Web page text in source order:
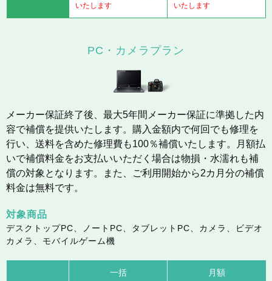
いたします
いたします
PC・カメラプラン
メーカー保証終了後、最大5年間メーカー保証に準拠した内
容で補償を提供いたします。購入金額内で何回でも修理を
行い、送料を含めた修理費も100％補償いたします。月額払
いで補償料金をお支払いいただく場合は物損・水濡れも補
償の対象となります。また、ご利用開始から2カ月分の補償
料金は無料です。
対象商品
デスクトップPC、ノートPC、タブレットPC、カメラ、ビデオ
カメラ、モバイルゲーム機
一括 月額